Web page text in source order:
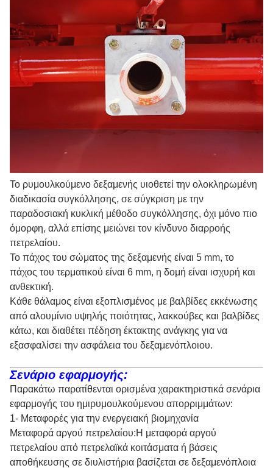
Το ρυμουλκούμενο δεξαμενής υιοθετεί την ολοκληρωμένη
διαδικασία συγκόλλησης, σε σύγκριση με την
παραδοσιακή κυκλική μέθοδο συγκόλλησης, όχι μόνο πιο
όμορφη, αλλά επίσης μειώνει τον κίνδυνο διαρροής
πετρελαίου.
Το πάχος του σώματος της δεξαμενής είναι 5 mm, το
πάχος του τερματικού είναι 6 mm, η δομή είναι ισχυρή και
ανθεκτική.
Κάθε θάλαμος είναι εξοπλισμένος με βαλβίδες εκκένωσης
από αλουμίνιο υψηλής ποιότητας, λακκούβες και βαλβίδες
κάτω, και διαθέτει πέδηση έκτακτης ανάγκης για να
εξασφαλίσει την ασφάλεια του δεξαμενόπλοιου.
Σενάριο εφαρμογής:
Παρακάτω παρατίθενται ορισμένα χαρακτηριστικά σενάρια
εφαρμογής του ημιρυμουλκούμενου απορριμμάτων:
1- Μεταφορές για την ενεργειακή βιομηχανία
Μεταφορά αργού πετρελαίου:Η μεταφορά αργού
πετρελαίου από πετρελαϊκά κοιτάσματα ή βάσεις
αποθήκευσης σε διυλιστήρια βασίζεται σε δεξαμενόπλοια